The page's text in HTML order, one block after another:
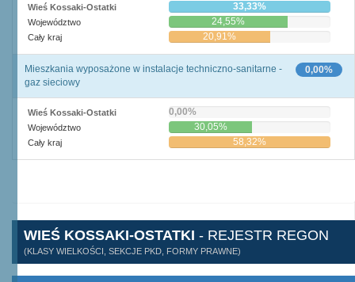
Wieś Kossaki-Ostatki 33,33%
Województwo 24,55%
Cały kraj 20,91%
0,00%
Mieszkania wyposażone w instalacje techniczno-sanitarne -
gaz sieciowy
Wieś Kossaki-Ostatki 0,00%
Województwo 30,05%
Cały kraj 58,32%
WIEŚ KOSSAKI-OSTATKI - REJESTR REGON
(KLASY WIELKOŚCI, SEKCJE PKD, FORMY PRAWNE)